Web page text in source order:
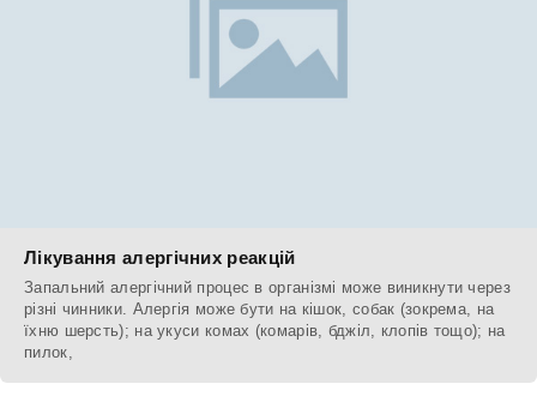
Лікування алергічних реакцій
Запальний алергічний процес в організмі може виникнути через
різні чинники. Алергія може бути на кішок, собак (зокрема, на
їхню шерсть); на укуси комах (комарів, бджіл, клопів тощо); на
пилок,